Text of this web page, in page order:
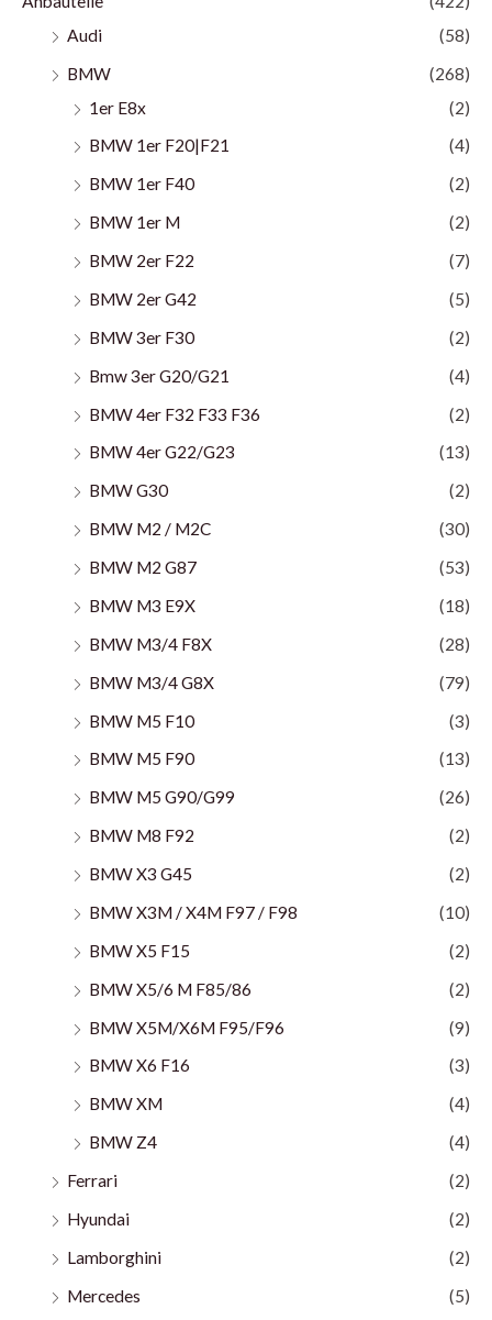
Audi
(58)
BMW
(268)
1er E8x
(2)
BMW 1er F20|F21
(4)
BMW 1er F40
(2)
BMW 1er M
(2)
BMW 2er F22
(7)
BMW 2er G42
(5)
BMW 3er F30
(2)
Bmw 3er G20/G21
(4)
BMW 4er F32 F33 F36
(2)
BMW 4er G22/G23
(13)
BMW G30
(2)
BMW M2 / M2C
(30)
BMW M2 G87
(53)
BMW M3 E9X
(18)
BMW M3/4 F8X
(28)
BMW M3/4 G8X
(79)
BMW M5 F10
(3)
BMW M5 F90
(13)
BMW M5 G90/G99
(26)
BMW M8 F92
(2)
BMW X3 G45
(2)
BMW X3M / X4M F97 / F98
(10)
BMW X5 F15
(2)
BMW X5/6 M F85/86
(2)
BMW X5M/X6M F95/F96
(9)
BMW X6 F16
(3)
BMW XM
(4)
BMW Z4
(4)
Ferrari
(2)
Hyundai
(2)
Lamborghini
(2)
Mercedes
(5)